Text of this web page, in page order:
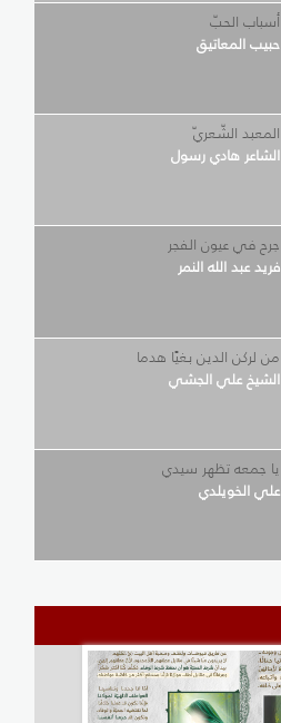
أسباب الحبّ
حبيب المعاتيق
المعبد الشّعريّ
الشاعر هادي رسول
جرح في عيون الفجر
فريد عبد الله النمر
من لركن الدين بغيًا هدما
الشيخ علي الجشي
يا جمعه تظهر سيدي
علي الخويلدي